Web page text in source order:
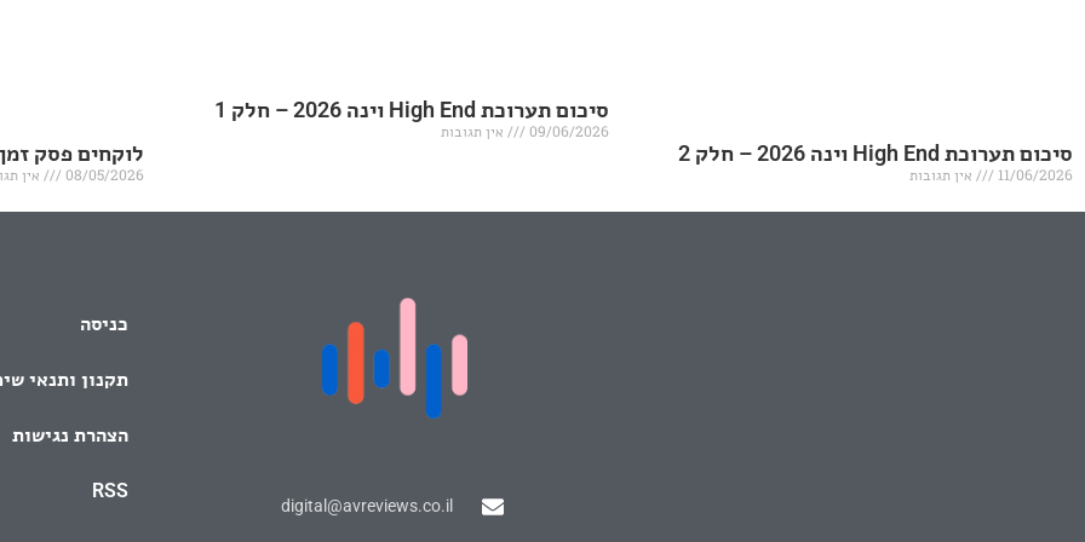
סיכום תערוכת High End וינה 2026 – חלק 2
11/06/2026 אין תגובות
סיכום תערוכת High End וינה 2026 – חלק 1
09/06/2026 אין תגובות
לוקחים פסק זמן
08/05/2026 אין
digital@avreviews.co.il
כניסה
תקנון ותנאי
הצהרת נגישות
RSS